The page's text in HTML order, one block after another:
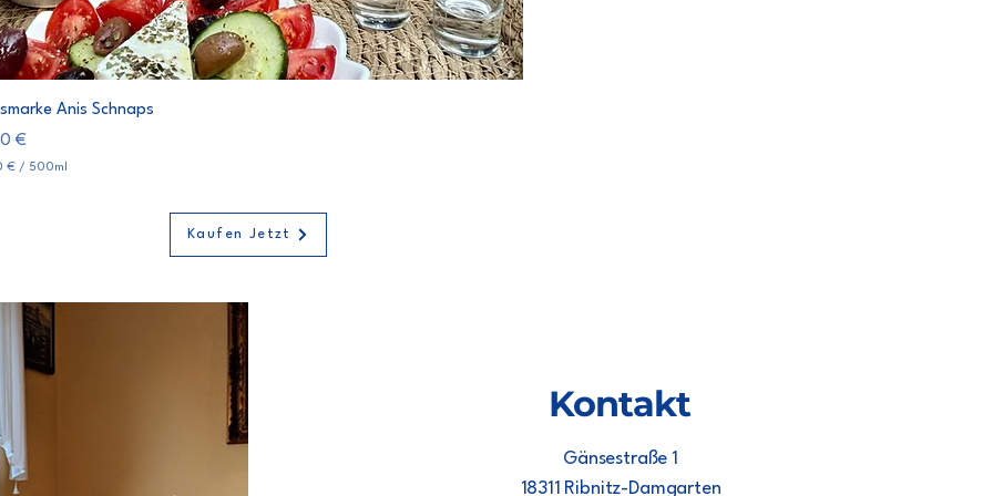
Anis Schnaps
€
€ / 500ml
Kaufen Jetzt
Kontakt
Gänsestraße 1
18311 Ribnitz-Damgarten